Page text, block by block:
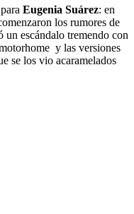
Eugenia Suárez: en
los rumores de
un escándalo tremendo con
y las versiones
se los vio acaramelados